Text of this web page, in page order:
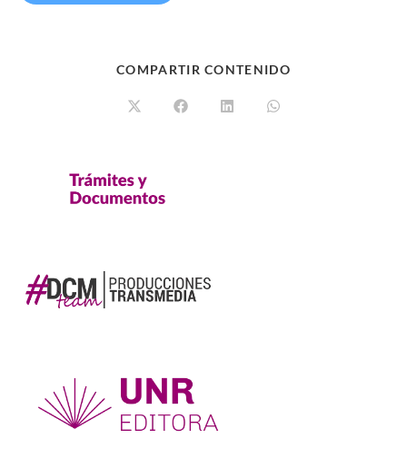
COMPARTIR CONTENIDO